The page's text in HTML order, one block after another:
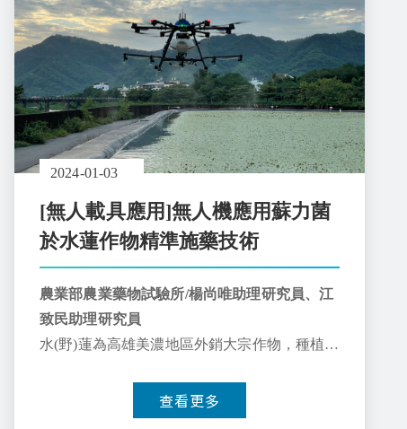
2024-01-03
[無人載具應用]無人機應用蘇力菌
於水蓮作物精準施藥技術
農業部農業藥物試驗所/楊尚唯助理研究員、江
致民助理研究員
水(野)蓮為高雄美濃地區外銷大宗作物，種植面
精準施藥驗證試驗評估藥效，建立無人機施藥
技術之參數搭配蘇力菌並導入水蓮產業，提高
查看更多